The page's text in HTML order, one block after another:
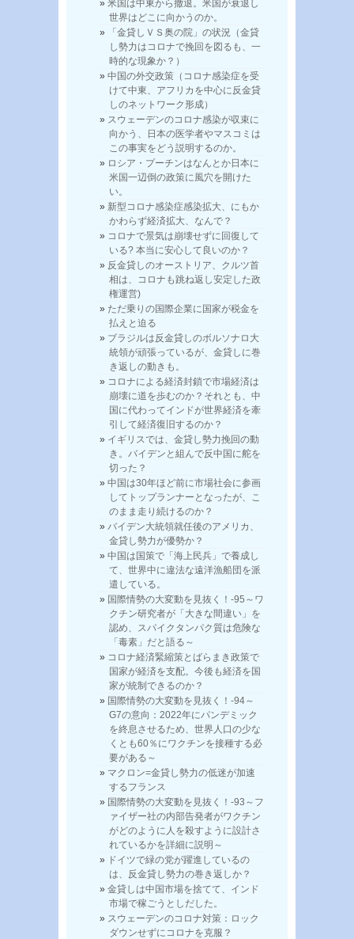
米国は中東から撤退。米国が衰退し
世界はどこに向かうのか。
「金貸しＶＳ奥の院」の状況（金貸
し勢力はコロナで挽回を図るも、一
時的な現象か？）
中国の外交政策（コロナ感染症を受
けて中東、アフリカを中心に反金貸
しのネットワーク形成）
スウェーデンのコロナ感染が収束に
向かう、日本の医学者やマスコミは
この事実をどう説明するのか。
ロシア・プーチンはなんとか日本に
米国一辺倒の政策に風穴を開けた
い。
新型コロナ感染症感染拡大、にもか
かわらず経済拡大、なんで？
コロナで景気は崩壊せずに回復して
いる? 本当に安心して良いのか？
反金貸しのオーストリア、クルツ首
相は、コロナも跳ね返し安定した政
権運営)
ただ乗りの国際企業に国家が税金を
払えと迫る
ブラジルは反金貸しのボルソナロ大
統領が頑張っているが、金貸しに巻
き返しの動きも。
コロナによる経済封鎖で市場経済は
崩壊に道を歩むのか？それとも、中
国に代わってインドが世界経済を牽
引して経済復旧するのか？
イギリスでは、金貸し勢力挽回の動
き。バイデンと組んで反中国に舵を
切った？
中国は30年ほど前に市場社会に参画
してトップランナーとなったが、こ
のまま走り続けるのか？
バイデン大統領就任後のアメリカ、
金貸し勢力が優勢か？
中国は国策で「海上民兵」で養成し
て、世界中に違法な遠洋漁船団を派
遣している。
国際情勢の大変動を見抜く！-95～ワ
クチン研究者が「大きな間違い」を
認め、スパイクタンパク質は危険な
「毒素」だと語る～
コロナ経済緊縮策とばらまき政策で
国家が経済を支配。今後も経済を国
家が統制できるのか？
国際情勢の大変動を見抜く！-94～
G7の意向：2022年にパンデミック
を終息させるため、世界人口の少な
くとも60％にワクチンを接種する必
要がある～
マクロン=金貸し勢力の低迷が加速
するフランス
国際情勢の大変動を見抜く！-93～フ
ァイザー社の内部告発者がワクチン
がどのように人を殺すように設計さ
れているかを詳細に説明～
ドイツで緑の党が躍進しているの
は、反金貸し勢力の巻き返しか？
金貸しは中国市場を捨てて、インド
市場で稼ごうとしだした。
スウェーデンのコロナ対策：ロック
ダウンせずにコロナを克服？